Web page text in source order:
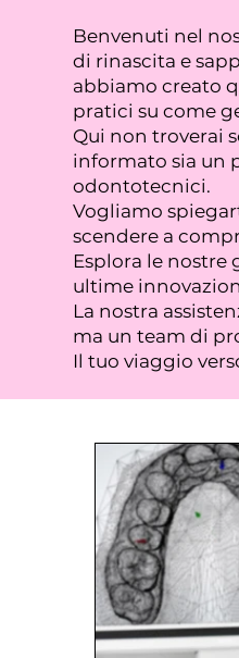
Benvenuti nel
di rinascita e
abbiamo creato
pratici su come
Qui non troverai
informato sia un
odontotecnici.
Vogliamo
scendere a
Esplora le nostre
ultime
La nostra
ma un team di
Il tuo viaggio